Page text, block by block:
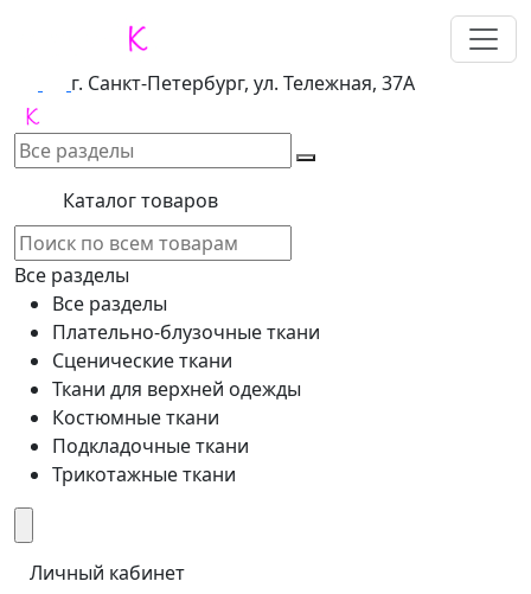
г. Санкт-Петербург, ул. Тележная, 37А
Каталог товаров
Все разделы
Все разделы
Плательно-блузочные ткани
Сценические ткани
Ткани для верхней одежды
Костюмные ткани
Подкладочные ткани
Трикотажные ткани
Личный кабинет